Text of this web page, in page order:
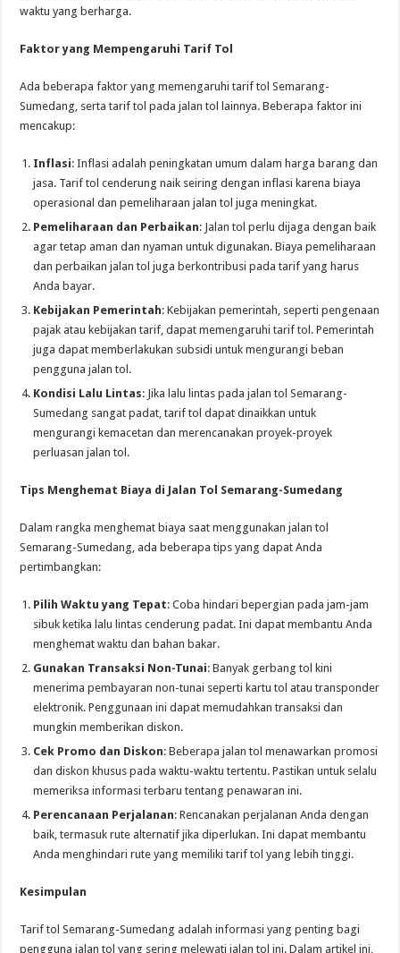
waktu yang berharga.
Faktor yang Mempengaruhi Tarif Tol
Ada beberapa faktor yang memengaruhi tarif tol Semarang-
Sumedang, serta tarif tol pada jalan tol lainnya. Beberapa faktor ini
mencakup:
Inflasi: Inflasi adalah peningkatan umum dalam harga barang dan
jasa. Tarif tol cenderung naik seiring dengan inflasi karena biaya
operasional dan pemeliharaan jalan tol juga meningkat.
Pemeliharaan dan Perbaikan: Jalan tol perlu dijaga dengan baik
agar tetap aman dan nyaman untuk digunakan. Biaya pemeliharaan
dan perbaikan jalan tol juga berkontribusi pada tarif yang harus
Anda bayar.
Kebijakan Pemerintah: Kebijakan pemerintah, seperti pengenaan
pajak atau kebijakan tarif, dapat memengaruhi tarif tol. Pemerintah
juga dapat memberlakukan subsidi untuk mengurangi beban
pengguna jalan tol.
Kondisi Lalu Lintas: Jika lalu lintas pada jalan tol Semarang-
Sumedang sangat padat, tarif tol dapat dinaikkan untuk
mengurangi kemacetan dan merencanakan proyek-proyek
perluasan jalan tol.
Tips Menghemat Biaya di Jalan Tol Semarang-Sumedang
Dalam rangka menghemat biaya saat menggunakan jalan tol
Semarang-Sumedang, ada beberapa tips yang dapat Anda
pertimbangkan:
Pilih Waktu yang Tepat: Coba hindari bepergian pada jam-jam
sibuk ketika lalu lintas cenderung padat. Ini dapat membantu Anda
menghemat waktu dan bahan bakar.
Gunakan Transaksi Non-Tunai: Banyak gerbang tol kini
menerima pembayaran non-tunai seperti kartu tol atau transponder
elektronik. Penggunaan ini dapat memudahkan transaksi dan
mungkin memberikan diskon.
Cek Promo dan Diskon: Beberapa jalan tol menawarkan promosi
dan diskon khusus pada waktu-waktu tertentu. Pastikan untuk selalu
memeriksa informasi terbaru tentang penawaran ini.
Perencanaan Perjalanan: Rencanakan perjalanan Anda dengan
baik, termasuk rute alternatif jika diperlukan. Ini dapat membantu
Anda menghindari rute yang memiliki tarif tol yang lebih tinggi.
Kesimpulan
Tarif tol Semarang-Sumedang adalah informasi yang penting bagi
pengguna jalan tol yang sering melewati jalan tol ini. Dalam artikel ini,